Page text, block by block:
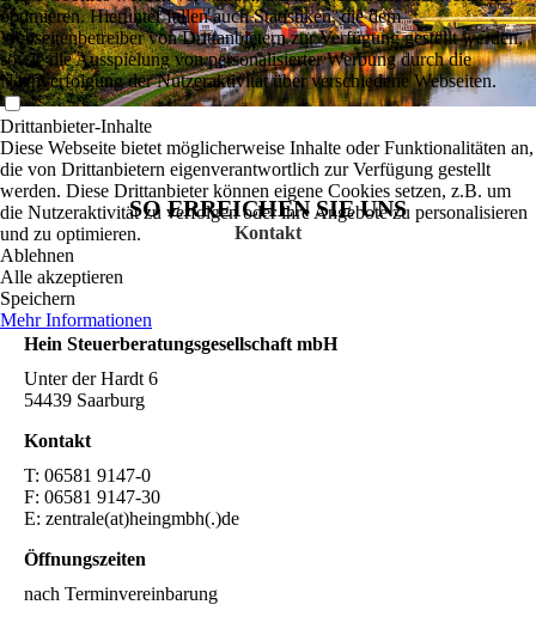
SO ERREICHEN SIE UNS
Kontakt
Hein Steuer­beratungs­gesellschaft mbH
Unter der Hardt 6
54439 Saarburg
Kontakt
T: 06581 9147-0
F: 06581 9147-30
E: zentrale(at)heingmbh(.)de
Öffnungszeiten
nach Terminvereinbarung
optimieren. Hierunter fallen auch Statistiken, die dem
Webseitenbetreiber von Drittanbietern zur Verfügung gestellt werden,
sowie die Ausspielung von personalisierter Werbung durch die
Nachverfolgung der Nutzeraktivität über verschiedene Webseiten.
Drittanbieter-Inhalte
Diese Webseite bietet möglicherweise Inhalte oder Funktionalitäten an,
die von Drittanbietern eigenverantwortlich zur Verfügung gestellt
werden. Diese Drittanbieter können eigene Cookies setzen, z.B. um
die Nutzeraktivität zu verfolgen oder ihre Angebote zu personalisieren
und zu optimieren.
Ablehnen
Alle akzeptieren
Speichern
Mehr Informationen